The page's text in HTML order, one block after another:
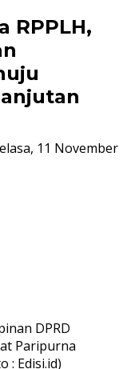
RPPLH,
11 November